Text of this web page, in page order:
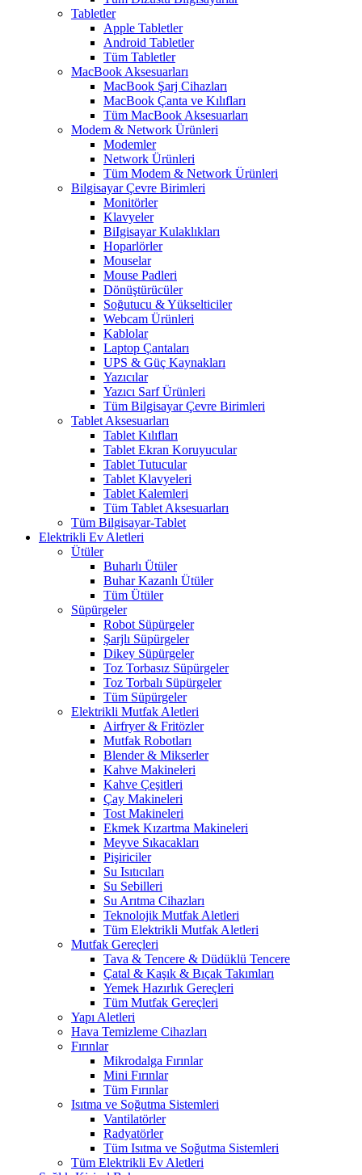
Tabletler
Apple Tabletler
Android Tabletler
Tüm Tabletler
MacBook Aksesuarları
MacBook Şarj Cihazları
MacBook Çanta ve Kılıfları
Tüm MacBook Aksesuarları
Modem & Network Ürünleri
Modemler
Network Ürünleri
Tüm Modem & Network Ürünleri
Bilgisayar Çevre Birimleri
Monitörler
Klavyeler
BiIgisayar Kulaklıkları
Hoparlörler
Mouselar
Mouse Padleri
Dönüştürücüler
Soğutucu & Yükselticiler
Webcam Ürünleri
Kablolar
Laptop Çantaları
UPS & Güç Kaynakları
Yazıcılar
Yazıcı Sarf Ürünleri
Tüm Bilgisayar Çevre Birimleri
Tablet Aksesuarları
Tablet Kılıfları
Tablet Ekran Koruyucular
Tablet Tutucular
Tablet Klavyeleri
Tablet Kalemleri
Tüm Tablet Aksesuarları
Tüm Bilgisayar-Tablet
Elektrikli Ev Aletleri
Ütüler
Buharlı Ütüler
Buhar Kazanlı Ütüler
Tüm Ütüler
Süpürgeler
Robot Süpürgeler
Şarjlı Süpürgeler
Dikey Süpürgeler
Toz Torbasız Süpürgeler
Toz Torbalı Süpürgeler
Tüm Süpürgeler
Elektrikli Mutfak Aletleri
Airfryer & Fritözler
Mutfak Robotları
Blender & Mikserler
Kahve Makineleri
Kahve Çeşitleri
Çay Makineleri
Tost Makineleri
Ekmek Kızartma Makineleri
Meyve Sıkacakları
Pişiriciler
Su Isıtıcıları
Su Sebilleri
Su Arıtma Cihazları
Teknolojik Mutfak Aletleri
Tüm Elektrikli Mutfak Aletleri
Mutfak Gereçleri
Tava & Tencere & Düdüklü Tencere
Çatal & Kaşık & Bıçak Takımları
Yemek Hazırlık Gereçleri
Tüm Mutfak Gereçleri
Yapı Aletleri
Hava Temizleme Cihazları
Fırınlar
Mikrodalga Fırınlar
Mini Fırınlar
Tüm Fırınlar
Isıtma ve Soğutma Sistemleri
Vantilatörler
Radyatörler
Tüm Isıtma ve Soğutma Sistemleri
Tüm Elektrikli Ev Aletleri